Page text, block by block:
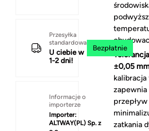
Przesyłka
standardowa
U ciebie w
1-2 dni!
Bezpłatnie
Informacje o
importerze
Importer:
ALTWAY(PL) Sp. z
±0,05
przepływ
zatkania